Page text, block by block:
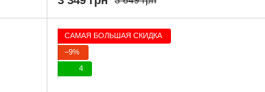
САМАЯ БОЛЬШАЯ СКИДКА
−9%
4